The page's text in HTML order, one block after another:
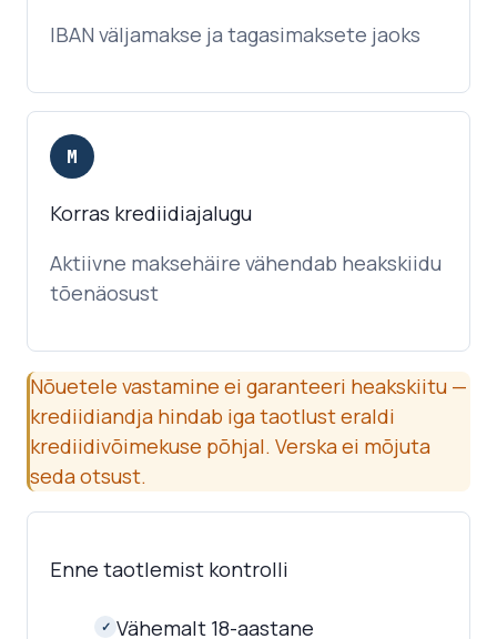
IBAN väljamakse ja tagasimaksete jaoks
M
Korras krediidiajalugu
Aktiivne maksehäire vähendab heakskiidu
tõenäosust
Nõuetele vastamine ei garanteeri heakskiitu —
krediidiandja hindab iga taotlust eraldi
krediidivõimekuse põhjal. Verska ei mõjuta
seda otsust.
Enne taotlemist kontrolli
✓ Vähemalt 18-aastane